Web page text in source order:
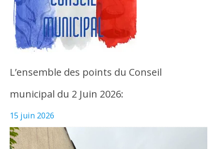
L’ensemble des points du Conseil
municipal du 2 Juin 2026:
15 juin 2026